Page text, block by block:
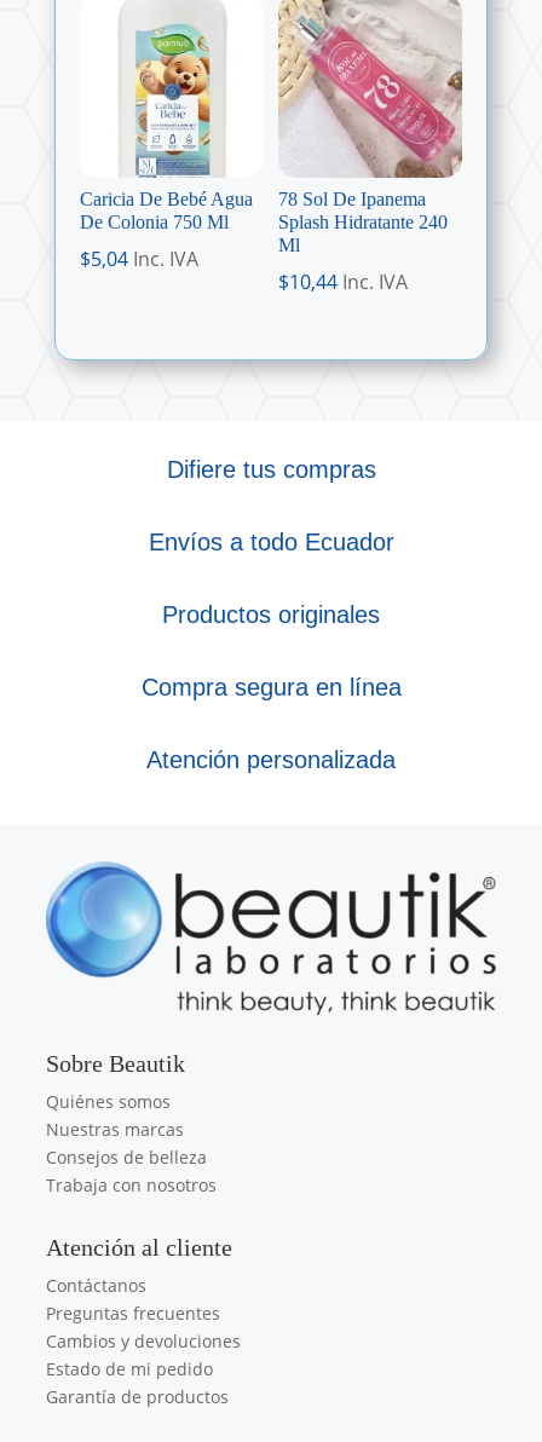
Caricia De Bebé Agua
De Colonia 750 Ml
$5,04 Inc. IVA
78 Sol De Ipanema
Splash Hidratante 240
Ml
$10,44 Inc. IVA
Difiere tus compras
Envíos a todo Ecuador
Productos originales
Compra segura en línea
Atención personalizada
Sobre Beautik
Quiénes somos
Nuestras marcas
Consejos de belleza
Trabaja con nosotros
Atención al cliente
Contáctanos
Preguntas frecuentes
Cambios y devoluciones
Estado de mi pedido
Garantía de productos